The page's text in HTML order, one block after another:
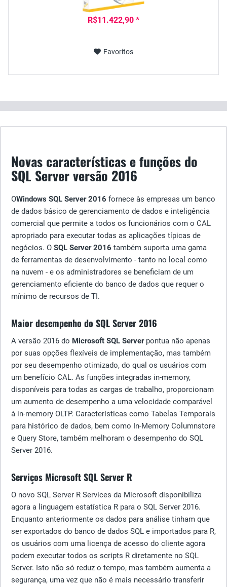
R$11.422,90 *
Favoritos
Novas características e funções do
SQL Server versão 2016
OWindows SQL Server 2016 fornece às empresas um banco
de dados básico de gerenciamento de dados e inteligência
comercial que permite a todos os funcionários com o CAL
apropriado para executar todas as aplicações típicas de
negócios. O SQL Server 2016 também suporta uma gama
de ferramentas de desenvolvimento - tanto no local como
na nuvem - e os administradores se beneficiam de um
gerenciamento eficiente do banco de dados que requer o
mínimo de recursos de TI.
Maior desempenho do SQL Server 2016
A versão 2016 do Microsoft SQL Serverpontua não apenas
por suas opções flexíveis de implementação, mas também
por seu desempenho otimizado, do qual os usuários com
um benefício CAL. As funções integradas in-memory,
disponíveis para todas as cargas de trabalho, proporcionam
um aumento de desempenho a uma velocidade comparável
à in-memory OLTP. Características como Tabelas Temporais
para histórico de dados, bem como In-Memory Columnstore
e Query Store, também melhoram o desempenho do SQL
Server 2016.
Serviços Microsoft SQL Server R
O novo SQL Server R Services da Microsoft disponibiliza
agora a linguagem estatística R para o SQL Server 2016.
Enquanto anteriormente os dados para análise tinham que
ser exportados do banco de dados SQL e importados para R,
os usuários com uma licença de acesso do cliente agora
podem executar todos os scripts R diretamente no SQL
Server. Isto não só reduz o tempo, mas também aumenta a
segurança, uma vez que não é mais necessário transferir